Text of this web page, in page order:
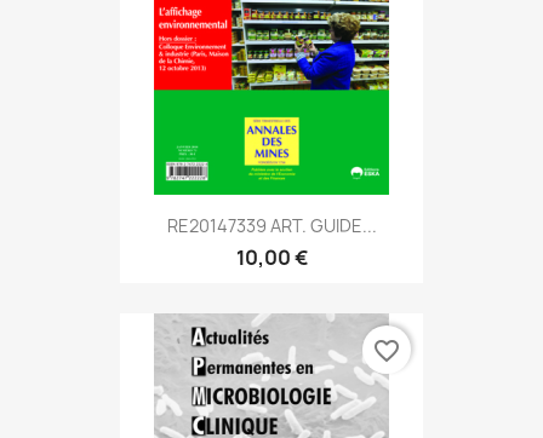
RE20147339 ART. GUIDE...
10,00 €
favorite_border